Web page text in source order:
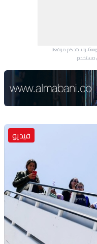
يتم عرض هذا الإعلان بواسطة إعلانات Google، ولا يتحكم موقعنا
مستخدم.
فيديو